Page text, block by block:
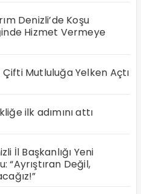
Denizli’de Koşu
Hizmet Vermeye
Mutluluğa Yelken Açtı
ilk adımını attı
İl Başkanlığı Yeni
“Ayrıştıran Değil,